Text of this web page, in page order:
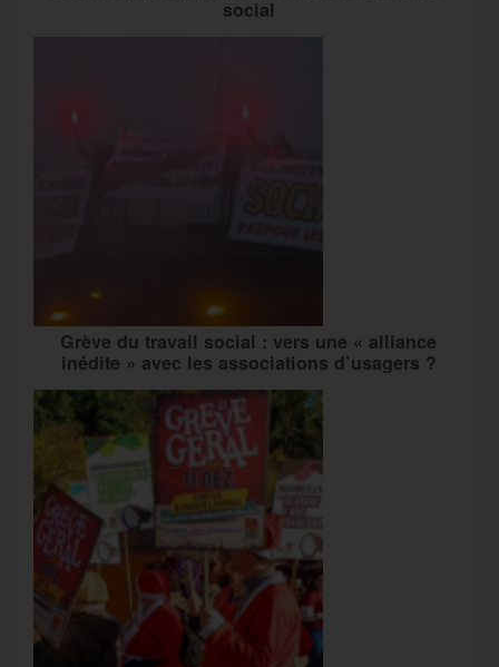
social
Grève du travail social : vers une « alliance
inédite » avec les associations d’usagers ?